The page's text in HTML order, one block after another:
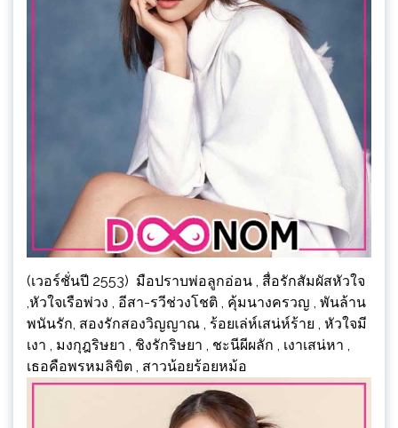
(เวอร์ชั่นปี 2553) มือปราบพ่อลูกอ่อน , สื่อรักสัมผัสหัวใจ
,หัวใจเรือพ่วง , อีสา-รวีช่วงโชติ , คุ้มนางครวญ , พันล้าน
พนันรัก, สองรักสองวิญญาณ , ร้อยเล่ห์เสน่ห์ร้าย , หัวใจมี
เงา , มงกุฎริษยา , ชิงรักริษยา , ชะนีผีผลัก , เงาเสน่หา ,
เธอคือพรหมลิขิต , สาวน้อยร้อยหม้อ